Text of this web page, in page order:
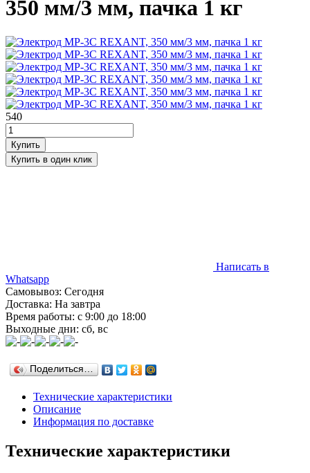
350 мм/3 мм, пачка 1 кг
540
Написать в
Whatsapp
Самовывоз: Сегодня
Доставка: На завтра
Время работы: с 9:00 до 18:00
Выходные дни: сб, вс
Поделиться…
Технические характеристики
Описание
Информация по доставке
Технические характеристики